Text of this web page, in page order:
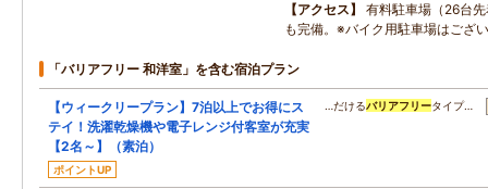
アクセス
有料駐車場（26台
も完備。※バイク用駐車場はござ
「バリアフリー 和洋室」を含む宿泊プラン
【ウィークリープラン】7泊以上でお得にス
テイ！洗濯乾燥機や電子レンジ付客室が充実
【2名～】（素泊）
ポイントUP
…だけるバリアフリータイプ…